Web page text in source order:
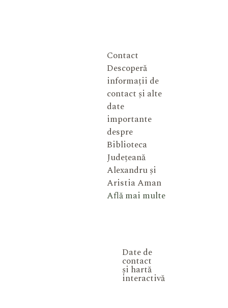
Contact
Descoperă
informații de
contact și alte
date
importante
despre
Biblioteca
Județeană
Alexandru și
Aristia Aman
Află mai multe
Date de
contact
și hartă
interactivă